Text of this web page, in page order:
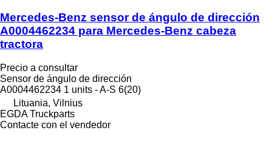
Mercedes-Benz sensor de ángulo de dirección
A0004462234 para Mercedes-Benz cabeza
tractora
Precio a consultar
Sensor de ángulo de dirección
A0004462234 1 units - A-S 6(20)
Lituania, Vilnius
EGDA Truckparts
Contacte con el vendedor